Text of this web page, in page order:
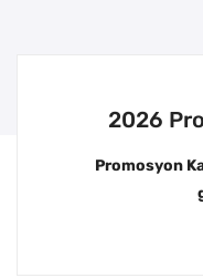
2026
Promosyon